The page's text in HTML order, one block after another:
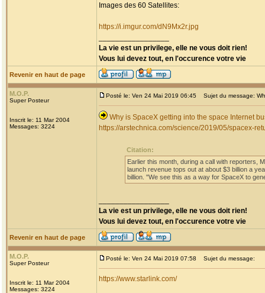
Images des 60 Satellites:
https://i.imgur.com/dN9Mx2r.jpg
La vie est un privilege, elle ne vous doit rien!
Vous lui devez tout, en l'occurence votre vie
Revenir en haut de page
M.O.P.
Super Posteur
Inscrit le: 11 Mar 2004
Messages: 3224
Posté le: Ven 24 Mai 2019 06:45 Sujet du message:
Why is SpaceX getting into the space Internet
https://arstechnica.com/science/2019/05/spacex-
Citation:
Earlier this month, during a call with reporters,
launch revenue tops out at about $3 billion a
billion. "We see this as a way for SpaceX to
La vie est un privilege, elle ne vous doit rien!
Vous lui devez tout, en l'occurence votre vie
Revenir en haut de page
M.O.P.
Super Posteur
Inscrit le: 11 Mar 2004
Messages: 3224
Posté le: Ven 24 Mai 2019 07:58 Sujet du message:
https://www.starlink.com/